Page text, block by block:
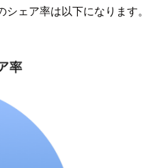
ェア率は以下になります。